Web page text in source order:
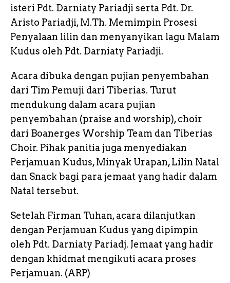
isteri Pdt. Darniaty Pariadji serta Pdt. Dr.
Aristo Pariadji, M.Th. Memimpin Prosesi
Penyalaan lilin dan menyanyikan lagu Malam
Kudus oleh Pdt. Darniaty Pariadji.
Acara dibuka dengan pujian penyembahan
dari Tim Pemuji dari Tiberias. Turut
mendukung dalam acara pujian
penyembahan (praise and worship), choir
dari Boanerges Worship Team dan Tiberias
Choir. Pihak panitia juga menyediakan
Perjamuan Kudus, Minyak Urapan, Lilin Natal
dan Snack bagi para jemaat yang hadir dalam
Natal tersebut.
Setelah Firman Tuhan, acara dilanjutkan
dengan Perjamuan Kudus yang dipimpin
oleh Pdt. Darniaty Pariadj. Jemaat yang hadir
dengan khidmat mengikuti acara proses
Perjamuan. (ARP)